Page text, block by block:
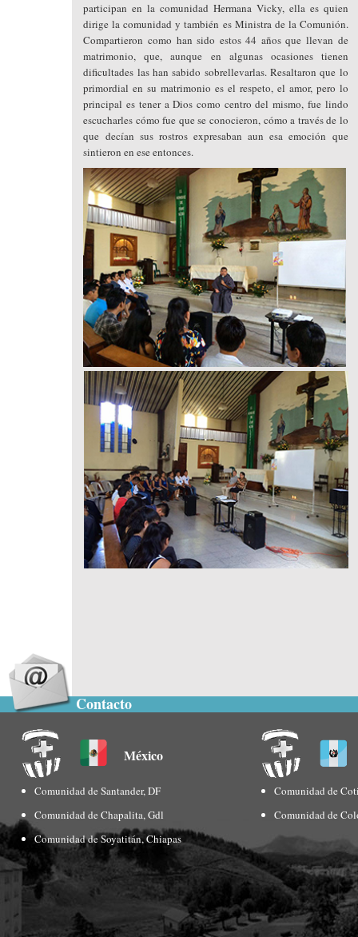
participan en la comunidad Hermana Vicky, ella es quien
dirige la comunidad y también es Ministra de la Comunión.
Compartieron como han sido estos 44 años que llevan de
matrimonio, que, aunque en algunas ocasiones tienen
dificultades las han sabido sobrellevarlas. Resaltaron que lo
primordial en su matrimonio es el respeto, el amor, pero lo
principal es tener a Dios como centro del mismo, fue lindo
escucharles cómo fue que se conocieron, cómo a través de lo
que decían sus rostros expresaban aun esa emoción que
sintieron en ese entonces.
Contacto
México
Comunidad de Santander, DF
Comunidad de Chapalita, Gdl
Comunidad de Soyatitán, Chiapas
Comunidad de
Comunidad de